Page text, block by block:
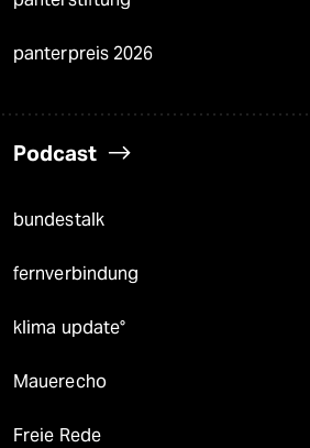
panterpreis 2026
Podcast
bundestalk
fernverbindung
klima update°
Mauerecho
Freie Rede